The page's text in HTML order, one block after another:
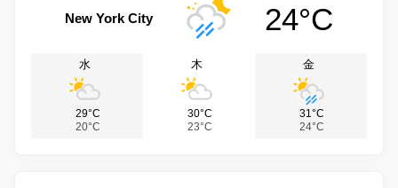
New York City 24°C
水
29°C
20°C
木
30°C
23°C
金
31°C
24°C